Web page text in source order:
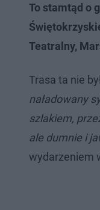
To stamtąd o
Teatralny,
Trasa ta nie
naładowany
szlakiem,
ale dumnie i
wydarzeniem